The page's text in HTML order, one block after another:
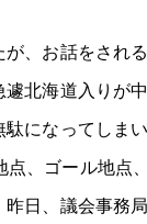
、お話をされ
北海道入りが
になってしま
、ゴール地点
日、議会事務